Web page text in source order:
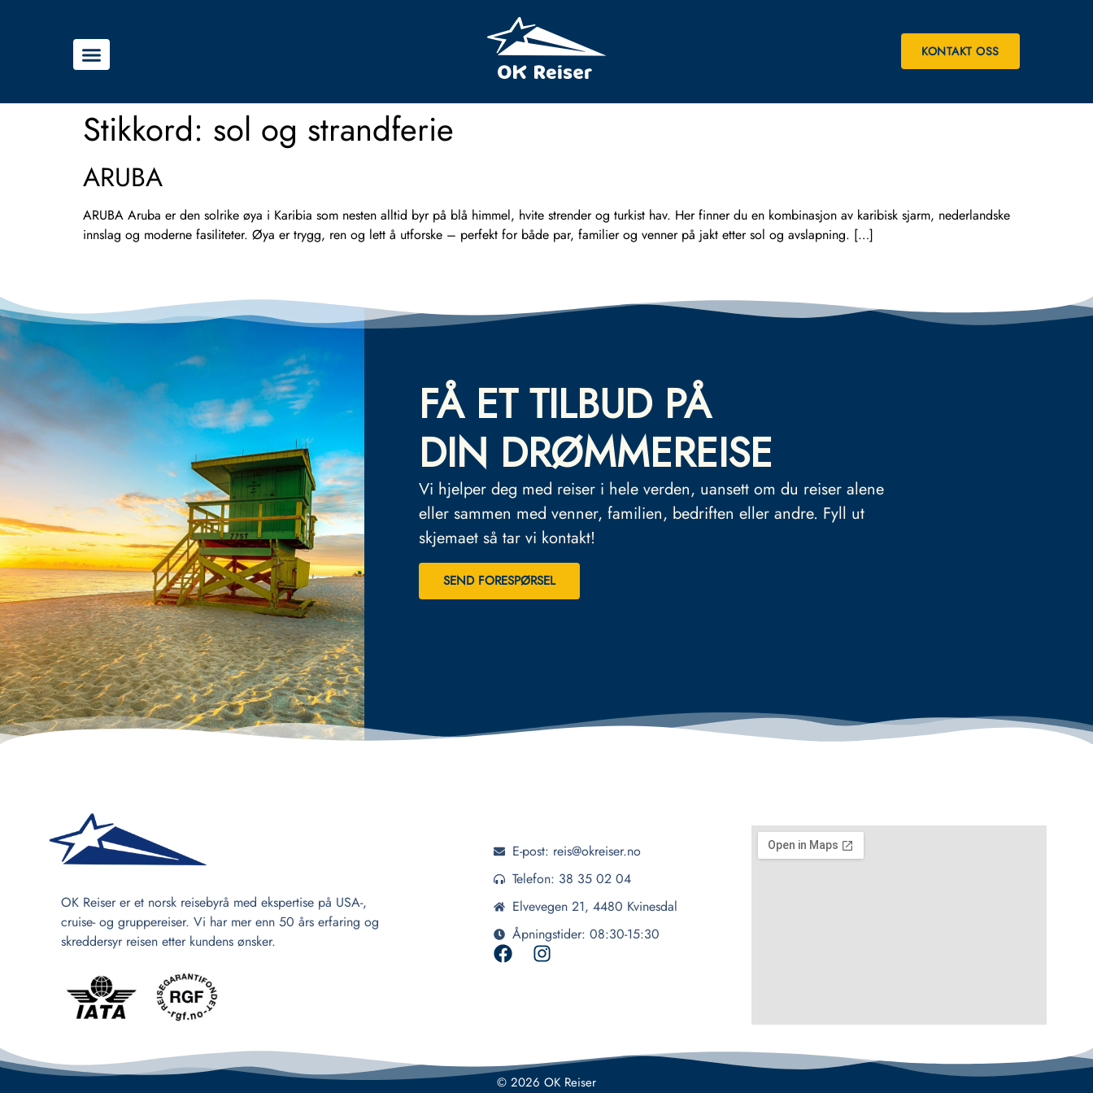
KONTAKT OSS
Stikkord: sol og strandferie
ARUBA
ARUBA Aruba er den solrike øya i Karibia som nesten alltid byr på blå himmel, hvite strender og turkist hav. Her finner du en kombinasjon av karibisk sjarm, nederlandske
innslag og moderne fasiliteter. Øya er trygg, ren og lett å utforske – perfekt for både par, familier og venner på jakt etter sol og avslapning. […]
FÅ ET TILBUD PÅ
DIN DRØMMEREISE
Vi hjelper deg med reiser i hele verden, uansett om du reiser alene
eller sammen med venner, familien, bedriften eller andre. Fyll ut
skjemaet så tar vi kontakt!
SEND FORESPØRSEL
OK Reiser er et norsk reisebyrå med ekspertise på USA-,
cruise- og gruppereiser. Vi har mer enn 50 års erfaring og
skreddersyr reisen etter kundens ønsker.
E-post: reis@okreiser.no
Telefon: 38 35 02 04
Elvevegen 21, 4480 Kvinesdal
Åpningstider: 08:30-15:30
© 2026 OK Reiser